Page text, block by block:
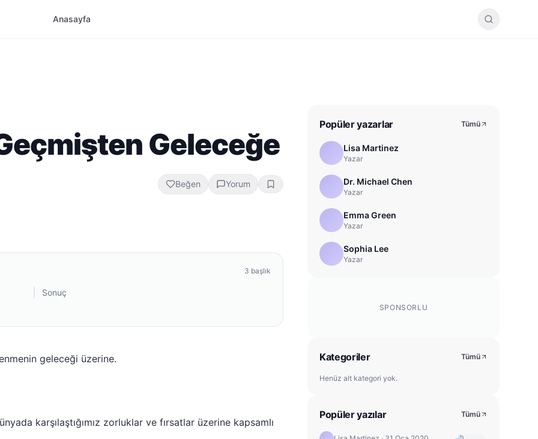
Anasayfa
Geleceğe
Beğen Yorum
3 başlık
Sonuç
geleceği üzerine.
karşılaştığımız zorluklar ve fırsatlar üzerine kapsamlı
Popüler yazarlar Tümü
Lisa Martinez
Yazar
Dr. Michael Chen
Yazar
Emma Green
Yazar
Sophia Lee
Yazar
SPONSORLU
Kategoriler Tümü
Henüz alt kategori yok.
Popüler yazılar Tümü